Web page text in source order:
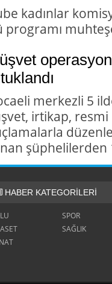
kadınlar
merkezli 5
irtikap,
HABER KATEGORİLERİ
SPOR
SAĞLIK